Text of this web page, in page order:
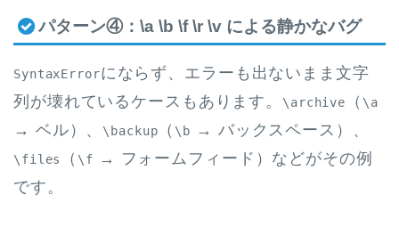
パターン④：\a \b \f \r \v による静かなバグ
SyntaxErrorにならず、エラーも出ないまま文字
列が壊れているケースもあります。
\archive （ \a
→ ベル）、 \backup （ \b → バックスペース）、
\files （ \f
→ フォームフィード）などがその例
です。